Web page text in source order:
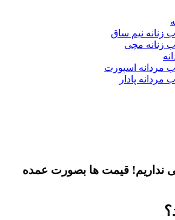
زنانه نیم ساق
زنانه مچی
مردانه اسپورت
مردانه پادار
نداریم! قیمت ها بصورت عمده